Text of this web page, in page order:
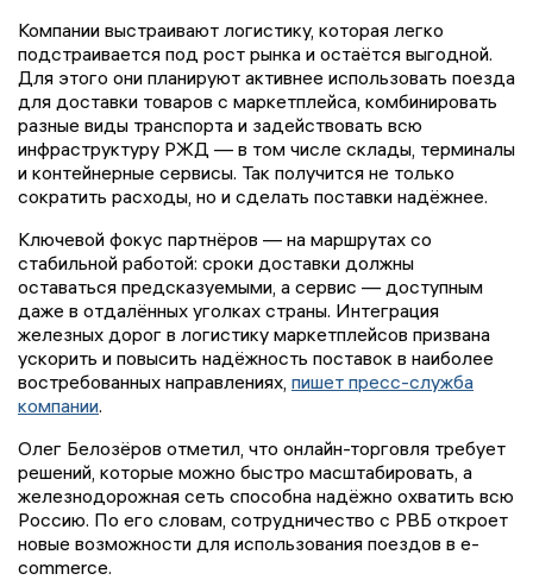
Компании выстраивают логистику, которая легко
подстраивается под рост рынка и остаётся выгодной.
Для этого они планируют активнее использовать поезда
для доставки товаров с маркетплейса, комбинировать
разные виды транспорта и задействовать всю
инфраструктуру РЖД — в том числе склады, терминалы
и контейнерные сервисы. Так получится не только
сократить расходы, но и сделать поставки надёжнее.
Ключевой фокус партнёров — на маршрутах со
стабильной работой: сроки доставки должны
оставаться предсказуемыми, а сервис — доступным
даже в отдалённых уголках страны. Интеграция
железных дорог в логистику маркетплейсов призвана
ускорить и повысить надёжность поставок в наиболее
востребованных направлениях, пишет пресс-служба
компании.
Олег Белозёров отметил, что онлайн-торговля требует
решений, которые можно быстро масштабировать, а
железнодорожная сеть способна надёжно охватить всю
Россию. По его словам, сотрудничество с РВБ откроет
новые возможности для использования поездов в e-
commerce.